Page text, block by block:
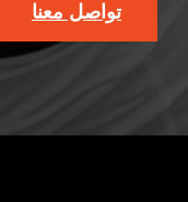
تواصل معنا